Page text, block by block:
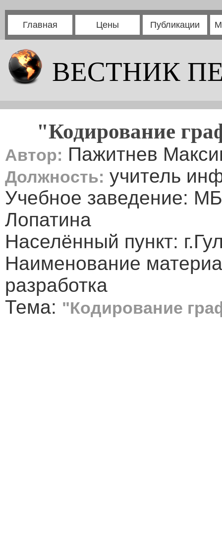
Главная Цены Публикации
ВЕСТНИК
"Кодирование
Автор: Пажитнев
Должность: учитель
Учебное заведение:
Лопатина
Населённый пункт:
Наименование
разработка
Тема: "Кодирование